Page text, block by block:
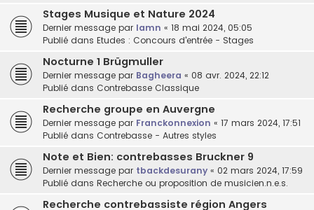
Stages Musique et Nature 2024
Dernier message par lamn « 18 mai 2024, 05:05
Publié dans Etudes : Concours d'entrée - Stages
Nocturne 1 Brügmuller
Dernier message par Bagheera « 08 avr. 2024, 22:12
Publié dans Contrebasse Classique
Recherche groupe en Auvergne
Dernier message par Franckonnexion « 17 mars 2024, 17:51
Publié dans Contrebasse - Autres styles
Note et Bien: contrebasses Bruckner 9
Dernier message par tbackdesurany « 02 mars 2024, 17:59
Publié dans Recherche ou proposition de musicien.n.e.s.
Recherche contrebassiste région Angers